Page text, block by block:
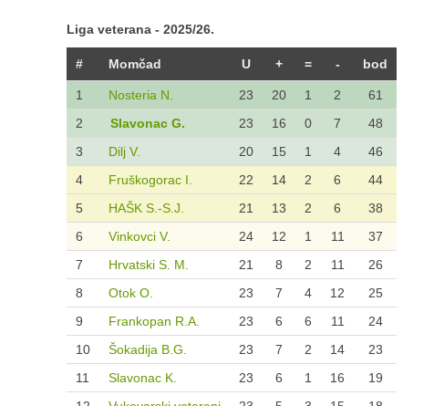
Liga veterana - 2025/26.
# Momčad U + = - bod
1 Nosteria N. 23 20 1 2
61
2
Slavonac G. 23 16 0 7
48
3
Dilj V. 20 15 1 4
46
4
Fruškogorac I. 22 14 2 6
44
5
HAŠK S.-S.J. 21 13 2 6
38
6
Vinkovci V. 24 12 1 11
37
7
Hrvatski S. M. 21 8 2 11
26
8
Otok O. 23 7 4 12
25
9
Frankopan R.A. 23 6 6 11
24
10
Šokadija B.G. 23 7 2 14
23
11
Slavonac K. 23 6 1 16
19